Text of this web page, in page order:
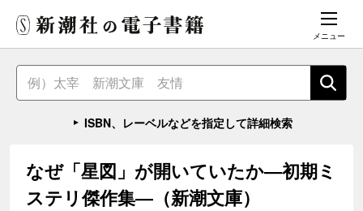
メニュー
ISBN、レーベルなどを指定して詳細検索
なぜ「星図」が開いていたか―初期ミ
ステリ傑作集―（新潮文庫）